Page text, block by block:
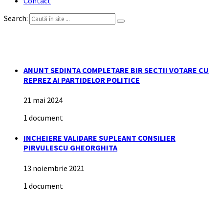
Search:
ANUNT SEDINTA COMPLETARE BIR SECTII VOTARE CU
REPREZ AI PARTIDELOR POLITICE
21 mai 2024
1 document
INCHEIERE VALIDARE SUPLEANT CONSILIER
PIRVULESCU GHEORGHITA
13 noiembrie 2021
1 document